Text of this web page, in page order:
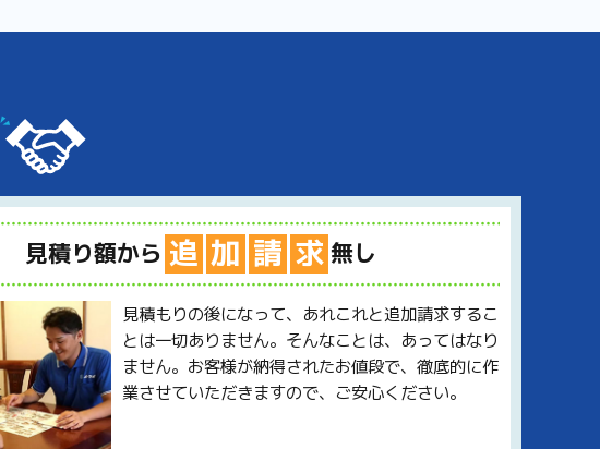
見積り額から 追 加 請 求 無し
見積もりの後になって、あれこれと追加請求するこ
とは一切ありません。そんなことは、あってはなり
ません。お客様が納得されたお値段で、徹底的に作
業させていただきますので、ご安心ください。